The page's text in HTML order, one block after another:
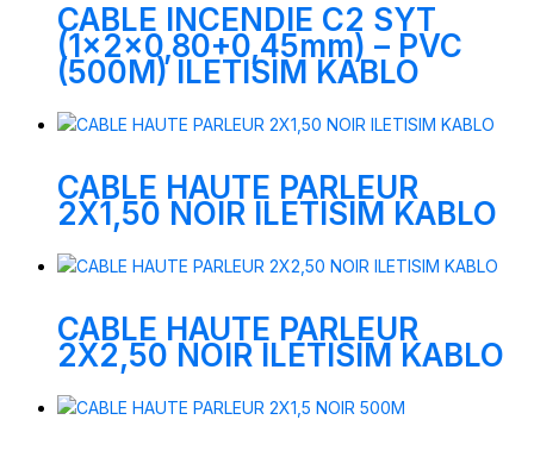
CABLE INCENDIE C2 SYT
(1x2x0,80+0,45mm) – PVC
(500M) ILETISIM KABLO
CABLE HAUTE PARLEUR
2X1,50 NOIR ILETISIM KABLO
CABLE HAUTE PARLEUR
2X2,50 NOIR ILETISIM KABLO